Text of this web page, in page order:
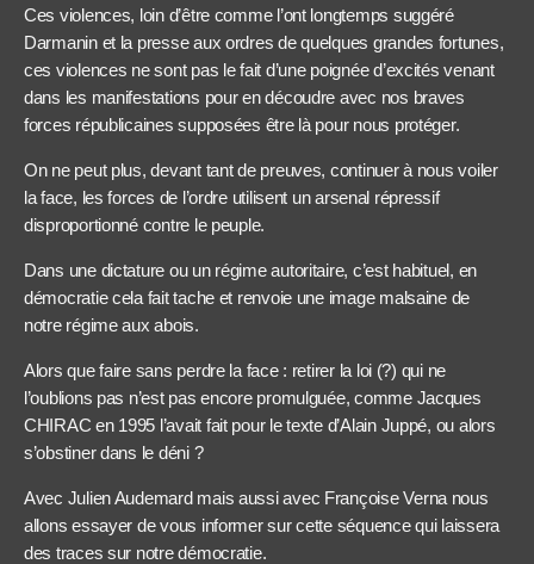
Ces violences, loin d’être comme l’ont longtemps suggéré
Darmanin et la presse aux ordres de quelques grandes fortunes,
ces violences ne sont pas le fait d’une poignée d’excités venant
dans les manifestations pour en découdre avec nos braves
forces républicaines supposées être là pour nous protéger.
On ne peut plus, devant tant de preuves, continuer à nous voiler
la face, les forces de l’ordre utilisent un arsenal répressif
disproportionné contre le peuple.
Dans une dictature ou un régime autoritaire, c’est habituel, en
démocratie cela fait tache et renvoie une image malsaine de
notre régime aux abois.
Alors que faire sans perdre la face : retirer la loi (?) qui ne
l’oublions pas n’est pas encore promulguée, comme Jacques
CHIRAC en 1995 l’avait fait pour le texte d’Alain Juppé, ou alors
s’obstiner dans le déni ?
Avec Julien Audemard mais aussi avec Françoise Verna nous
allons essayer de vous informer sur cette séquence qui laissera
des traces sur notre démocratie.